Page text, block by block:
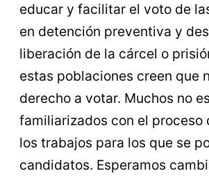
educar y facilitar el voto de
en detención preventiva y
liberación de la cárcel o
estas poblaciones creen que
derecho a votar. Muchos no
familiarizados con el proceso
los trabajos para los que se
candidatos. Esperamos